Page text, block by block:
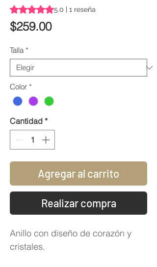
Según 1 reseña, la calificación es de 5.0
5.0 | 1 reseña
$259.00Precio
Talla *
Color *
Cantidad *
Agregar al carrito
Realizar compra
Anillo con diseño de corazón y
cristales.